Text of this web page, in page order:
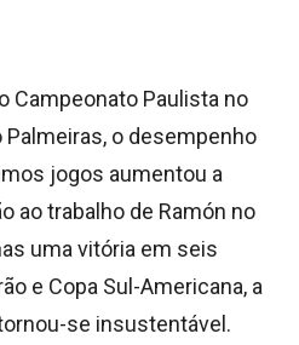
Campeonato Paulista no
o desempenho
jogos aumentou a
ao trabalho de Ramón no
uma vitória em seis
e Copa Sul-Americana, a
se insustentável.